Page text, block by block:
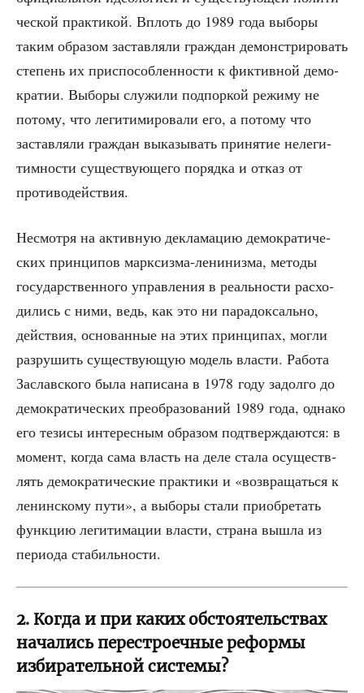
че­ской прак­ти­кой. Вплоть до 1989 года выбо­ры
таким обра­зом застав­ля­ли граж­дан демон­стри­ро­вать
сте­пень их при­спо­соб­лен­но­сти к фик­тив­ной демо­
кра­тии. Выбо­ры слу­жи­ли под­пор­кой режи­му не
пото­му, что леги­ти­ми­ро­ва­ли его, а пото­му что
застав­ля­ли граж­дан выка­зы­вать при­ня­тие неле­ги­
тим­но­сти суще­ству­ю­ще­го поряд­ка и отказ от
противодействия.
Несмот­ря на актив­ную декла­ма­цию демо­кра­ти­че­
ских прин­ци­пов марк­сиз­ма-лени­низ­ма, мето­ды
госу­дар­ствен­но­го управ­ле­ния в реаль­но­сти рас­хо­
ди­лись с ними, ведь, как это ни пара­док­саль­но,
дей­ствия, осно­ван­ные на этих прин­ци­пах, мог­ли
раз­ру­шить суще­ству­ю­щую модель вла­сти. Рабо­та
Заслав­ско­го была напи­са­на в 1978 году задол­го до
демо­кра­ти­че­ских пре­об­ра­зо­ва­ний 1989 года, одна­ко
его тези­сы инте­рес­ным обра­зом под­твер­жда­ют­ся: в
момент, когда сама власть на деле ста­ла осу­ществ­
лять демо­кра­ти­че­ские прак­ти­ки и «воз­вра­щать­ся к
ленин­ско­му пути», а выбо­ры ста­ли при­об­ре­тать
функ­цию леги­ти­ма­ции вла­сти, стра­на вышла из
пери­о­да стабильности.
2. Когда и при каких обстоятельствах
начались перестроечные реформы
избирательной системы?